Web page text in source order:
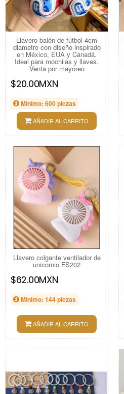
Llavero balón de fútbol 4cm
diametro con diseño inspirado
en México, EUA y Canadá.
Ideal para mochilas y llaves.
Venta por mayoreo
$20.00MXN
Mínimo: 600 piezas
AÑADIR AL CARRITO
Llavero colgante ventilador de
unicornio FS202
$62.00MXN
Mínimo: 144 piezas
AÑADIR AL CARRITO